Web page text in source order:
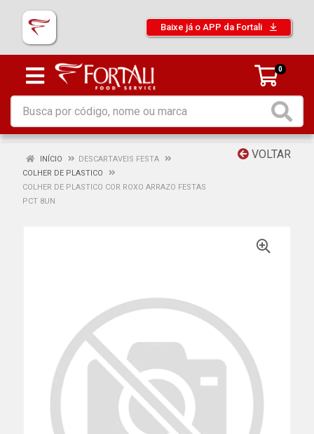
Baixe já o APP da Fortali
0
VOLTAR
INÍCIO
DESCARTAVEIS FESTA
COLHER DE PLASTICO
COLHER DE PLASTICO COR ROXO ARRAZO FESTAS
PCT 8UN